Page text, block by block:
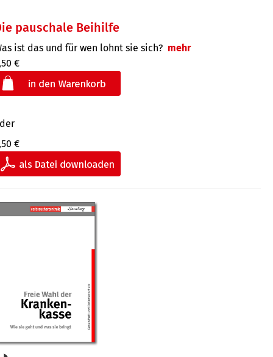
pauschale Beihilfe
ist das und für wen lohnt sie sich? mehr
€
€